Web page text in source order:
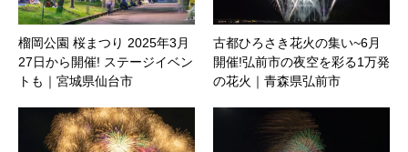
榴岡公園 桜まつり 2025年3月
27日から開催! ステージイベン
トも｜宮城県仙台市
古都ひろさき花火の集い~6月
開催!弘前市の夜空を彩る1万発
の花火｜青森県弘前市